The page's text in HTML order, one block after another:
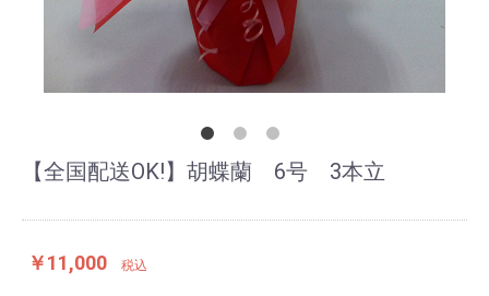
【全国配送OK!】胡蝶蘭 6号 3本立
￥11,000 税込